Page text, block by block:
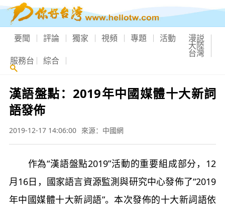
要聞 評論 獨家 視頻 專題 活動 漫説
大陸
台灣
服務台 綜合
漢語盤點：2019年中國媒體十大新詞
語發佈
2019-12-17 14:06:00 來源：中國網
作為“漢語盤點2019”活動的重要組成部分，12
月16日，國家語言資源監測與研究中心發佈了“2019
年中國媒體十大新詞語”。本次發佈的十大新詞語依